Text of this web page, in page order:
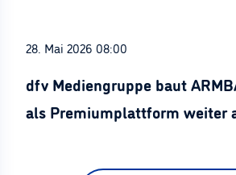
28. Mai 2026 08:00
dfv Mediengruppe baut
als Premiumplattform weiter